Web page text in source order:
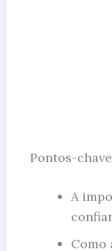
Pontos-
A
Como